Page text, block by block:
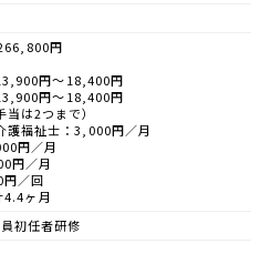
円
円〜18,400円
円〜18,400円
当は2つまで）
護福祉士：3,000円／月
円／月
円／月
円／回
4.4ヶ月
初任者研修